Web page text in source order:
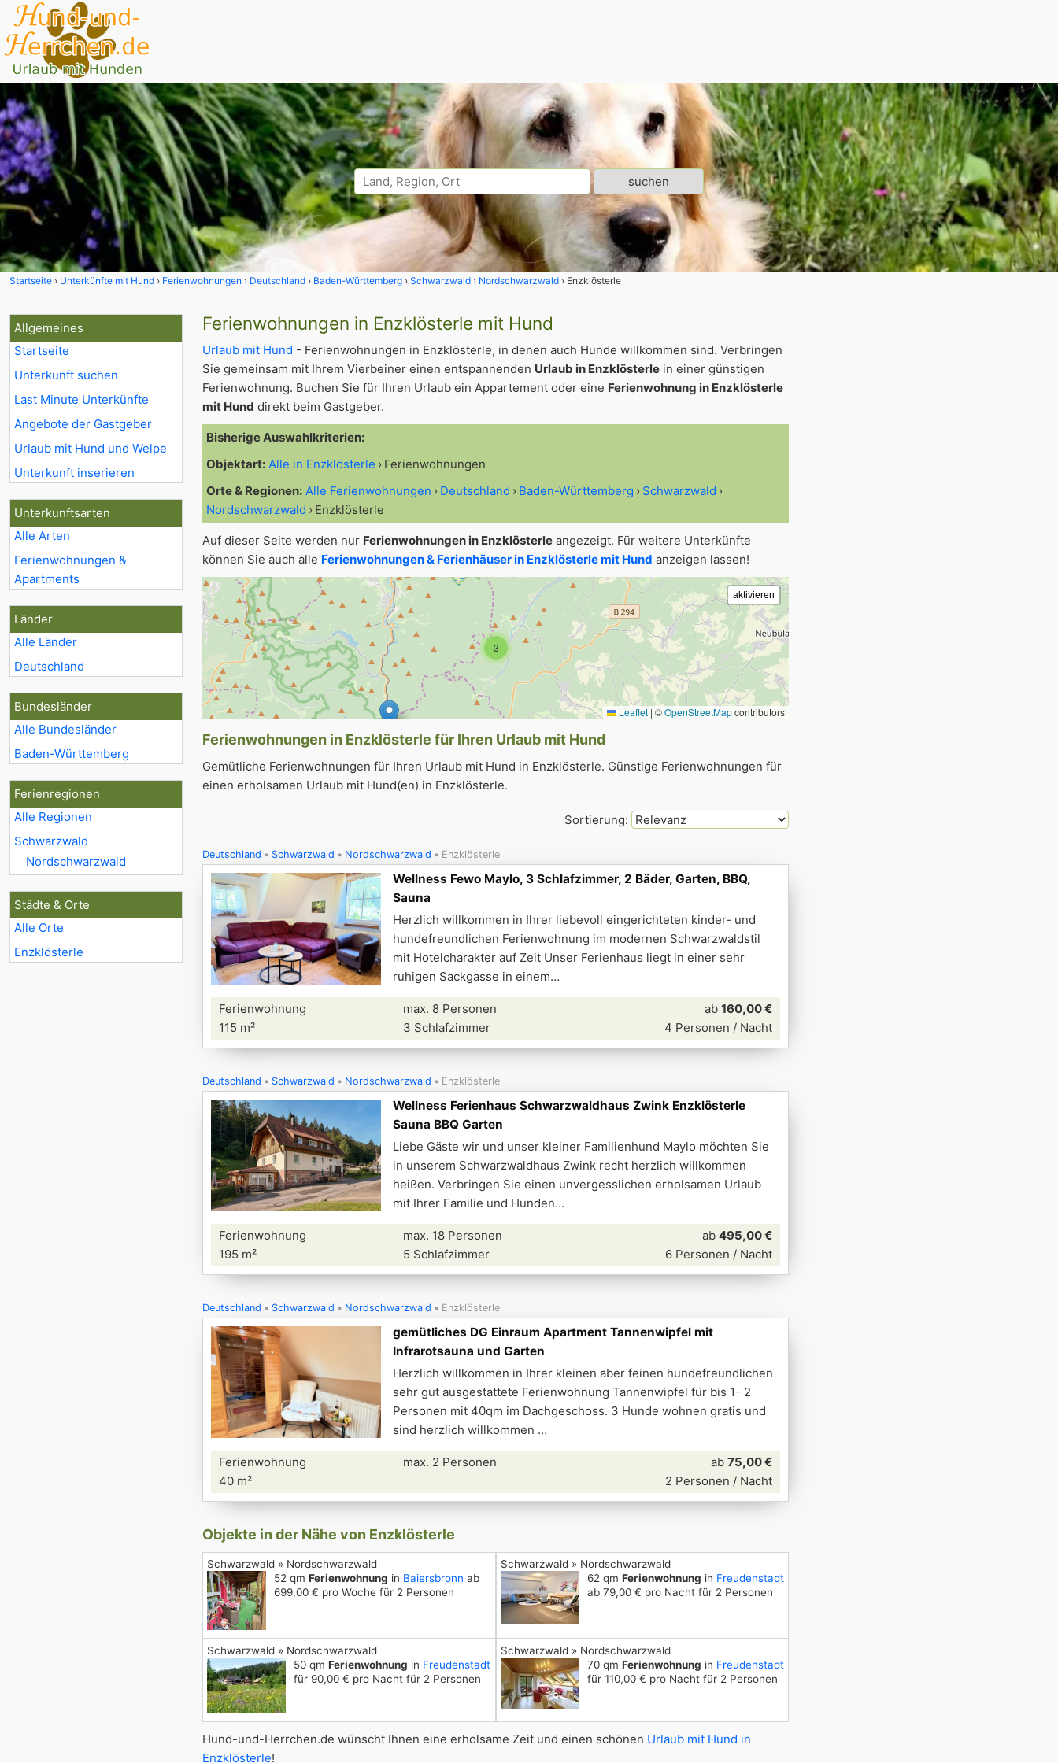
Startseite Unterkünfte mit Hund Ferienwohnungen Deutschland Baden-Württemberg Schwarzwald Nordschwarzwald Enzklösterle
Allgemeines
Startseite
Unterkunft suchen
Last Minute Unterkünfte
Angebote der Gastgeber
Urlaub mit Hund und Welpe
Unterkunft inserieren
Unterkunftsarten
Alle Arten
Ferienwohnungen &
Apartments
Länder
Alle Länder
Deutschland
Bundesländer
Alle Bundesländer
Baden-Württemberg
Ferienregionen
Alle Regionen
Schwarzwald
Nordschwarzwald
Städte & Orte
Alle Orte
Enzklösterle
Ferienwohnungen in Enzklösterle mit Hund
Urlaub mit Hund - Ferienwohnungen in Enzklösterle, in denen auch Hunde willkommen sind. Verbringen
Sie gemeinsam mit Ihrem Vierbeiner einen entspannenden Urlaub in Enzklösterle in einer günstigen
Ferienwohnung. Buchen Sie für Ihren Urlaub ein Appartement oder eine Ferienwohnung in Enzklösterle
mit Hund direkt beim Gastgeber.
Bisherige Auswahlkriterien:
Objektart: Alle in Enzklösterle
Ferienwohnungen
Orte & Regionen: Alle Ferienwohnungen Deutschland Baden-Württemberg
Schwarzwald
Nordschwarzwald
Enzklösterle
Auf dieser Seite werden nur Ferienwohnungen in Enzklösterle angezeigt. Für weitere Unterkünfte
können Sie auch alle Ferienwohnungen & Ferienhäuser in Enzklösterle mit Hund anzeigen lassen!
3
Leaflet | ©OpenStreetMapcontributors
Ferienwohnungen in Enzklösterle für Ihren Urlaub mit Hund
Gemütliche Ferienwohnungen für Ihren Urlaub mit Hund in Enzklösterle. Günstige Ferienwohnungen für
einen erholsamen Urlaub mit Hund(en) in Enzklösterle.
Sortierung:
Deutschland Schwarzwald Nordschwarzwald Enzklösterle
Wellness Fewo Maylo, 3 Schlafzimmer, 2 Bäder, Garten, BBQ,
Sauna
Herzlich willkommen in Ihrer liebevoll eingerichteten kinder- und
hundefreundlichen Ferienwohnung im modernen Schwarzwaldstil
mit Hotelcharakter auf Zeit Unser Ferienhaus liegt in einer sehr
ruhigen Sackgasse in einem
Ferienwohnung
115 m²
max. 8 Personen
3 Schlafzimmer
ab 160,00 €
4 Personen / Nacht
Deutschland Schwarzwald Nordschwarzwald Enzklösterle
Wellness Ferienhaus Schwarzwaldhaus Zwink Enzklösterle
Sauna BBQ Garten
Liebe Gäste wir und unser kleiner Familienhund Maylo möchten Sie
in unserem Schwarzwaldhaus Zwink recht herzlich willkommen
heißen. Verbringen Sie einen unvergesslichen erholsamen Urlaub
mit Ihrer Familie und Hunden
Ferienwohnung
195 m²
max. 18 Personen
5 Schlafzimmer
ab 495,00 €
6 Personen / Nacht
Deutschland Schwarzwald Nordschwarzwald Enzklösterle
gemütliches DG Einraum Apartment Tannenwipfel mit
Infrarotsauna und Garten
Herzlich willkommen in Ihrer kleinen aber feinen hundefreundlichen
sehr gut ausgestattete Ferienwohnung Tannenwipfel für bis 1- 2
Personen mit 40qm im Dachgeschoss. 3 Hunde wohnen gratis und
sind herzlich willkommen
Ferienwohnung
40 m²
max. 2 Personen ab 75,00 €
2 Personen / Nacht
Objekte in der Nähe von Enzklösterle
Schwarzwald » Nordschwarzwald
52 qm Ferienwohnung in Baiersbronn ab
699,00 € pro Woche für 2 Personen
Schwarzwald » Nordschwarzwald
62 qm Ferienwohnung in Freudenstadt
ab 79,00 € pro Nacht für 2 Personen
Schwarzwald » Nordschwarzwald
50 qm Ferienwohnung in Freudenstadt
für 90,00 € pro Nacht für 2 Personen
Schwarzwald » Nordschwarzwald
70 qm Ferienwohnung in Freudenstadt
für 110,00 € pro Nacht für 2 Personen
Hund-und-Herrchen.de wünscht Ihnen eine erholsame Zeit und einen schönen Urlaub mit Hund in
Enzklösterle!